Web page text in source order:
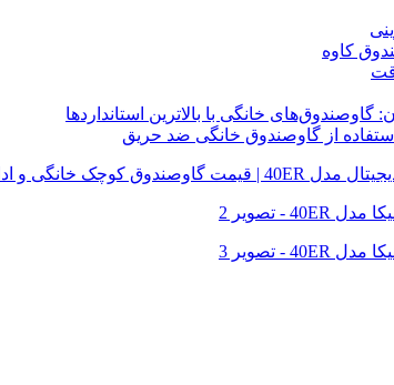
کاوه
گاوصندوق‌های خانگی با بالاترین استانداردها